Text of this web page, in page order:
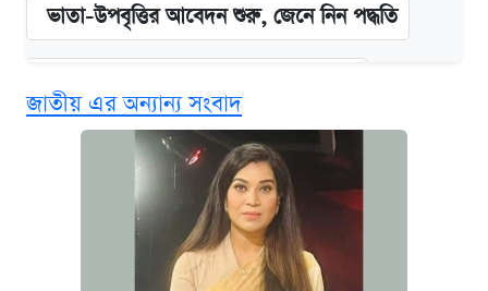
ভাতা-উপবৃত্তির আবেদন শুরু, জেনে নিন পদ্ধতি
‘গুলশানের চামেলি’ তে যৌনকর্মীর দালাল অ্যাডলফ
আজ শুক্রবার রাজধানীর যেসব মার্কেট-দোকানপাট
জাতীয় এর অন্যান্য সংবাদ